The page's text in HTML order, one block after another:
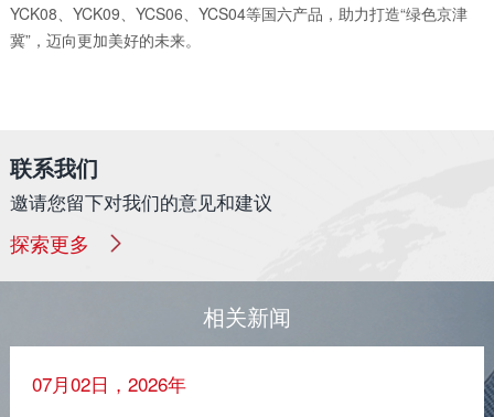
YCK08、YCK09、YCS06、YCS04等国六产品，助力打造“绿色京津
冀”，迈向更加美好的未来。
联系我们
邀请您留下对我们的意见和建议
探索更多
相关新闻
07月02日，2026年